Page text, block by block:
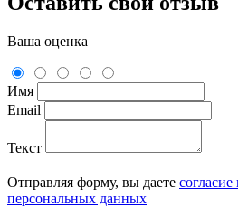
Ваша оценка
Имя
Email
Текст
Отправляя форму, вы даете
персональных данных